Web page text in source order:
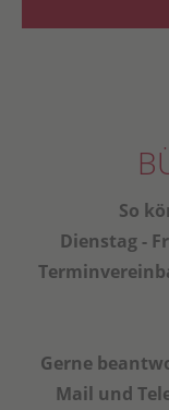
So
Dienstag -
Gerne
Mail und